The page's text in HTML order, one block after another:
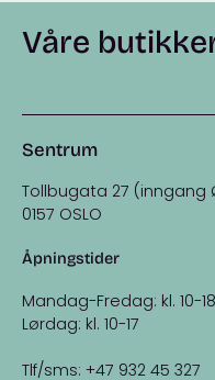
Våre
Sentrum
Tollbugata 27
0157 OSLO
Åpningstider
Mandag-Fredag: kl. 10-18
Lørdag: kl. 10-17
Tlf/sms: +47 932 45 327